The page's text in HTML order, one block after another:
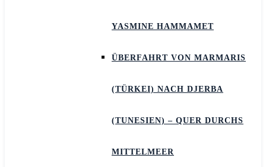
YASMINE HAMMAMET
ÜBERFAHRT VON MARMARIS
(TÜRKEI) NACH DJERBA
(TUNESIEN) – QUER DURCHS
MITTELMEER